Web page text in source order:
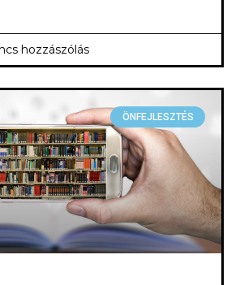
hozzászólás
ÖNFEJLESZTÉS